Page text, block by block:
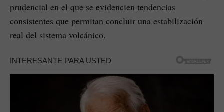
prudencial en el que se evidencien tendencias
consistentes que permitan concluir una estabilización
real del sistema volcánico.